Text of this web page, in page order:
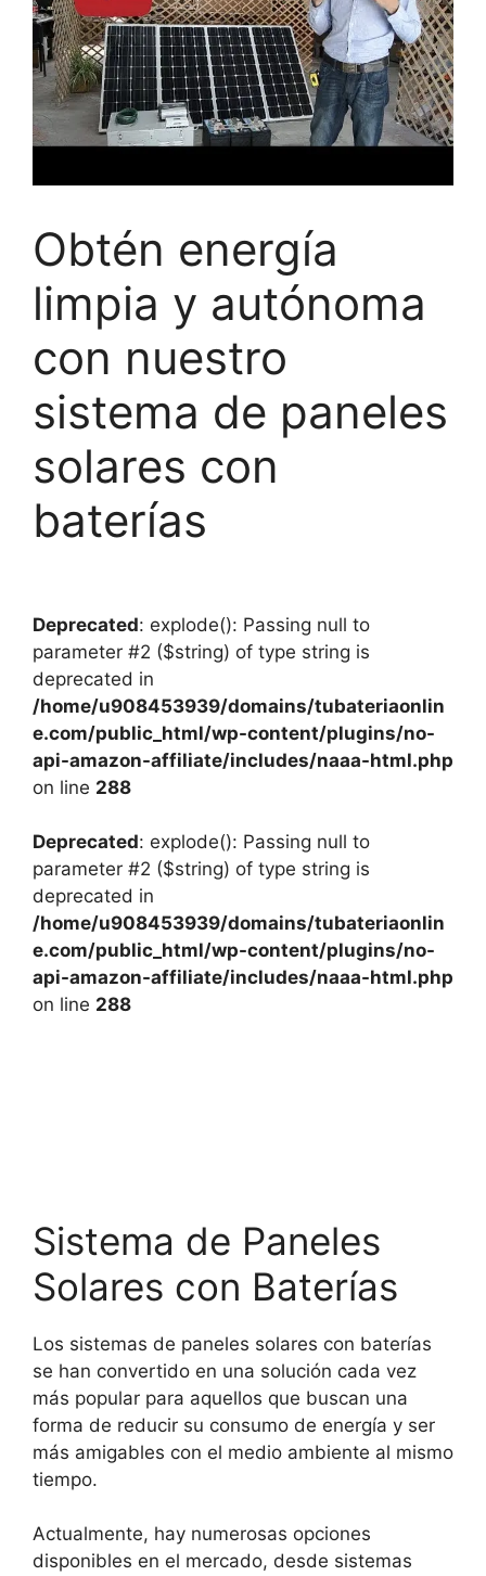
Obtén energía
limpia y autónoma
con nuestro
sistema de paneles
solares con
baterías
Deprecated: explode(): Passing null to
parameter #2 ($string) of type string is
deprecated in
/home/u908453939/domains/tubateriaonlin
e.com/public_html/wp-content/plugins/no-
api-amazon-affiliate/includes/naaa-html.php
on line 288
Deprecated: explode(): Passing null to
parameter #2 ($string) of type string is
deprecated in
/home/u908453939/domains/tubateriaonlin
e.com/public_html/wp-content/plugins/no-
api-amazon-affiliate/includes/naaa-html.php
on line 288
Sistema de Paneles
Solares con Baterías
Los sistemas de paneles solares con baterías
se han convertido en una solución cada vez
más popular para aquellos que buscan una
forma de reducir su consumo de energía y ser
más amigables con el medio ambiente al mismo
tiempo.
Actualmente, hay numerosas opciones
disponibles en el mercado, desde sistemas